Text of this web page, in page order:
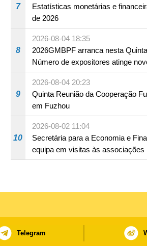
7
Estatísticas monetárias e
de 2026
8
2026-08-04 18:35
2026GMBPF arranca nesta
Número de expositores atinge
18 anos
9
2026-08-04 20:23
Quinta Reunião da Cooperação
em Fuzhou
10
2026-08-02 11:04
Secretária para a Economia e
equipa em visitas às associações
consolidar consensos e promover
Telegram